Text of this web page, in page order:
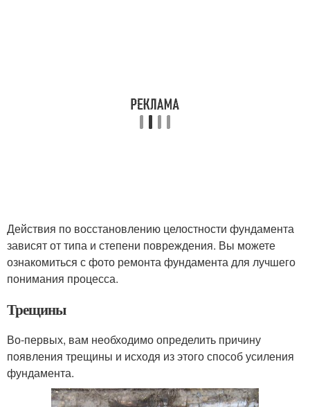
Действия по восстановлению целостности фундамента
зависят от типа и степени повреждения. Вы можете
ознакомиться с фото ремонта фундамента для лучшего
понимания процесса.
Трещины
Во-первых, вам необходимо определить причину
появления трещины и исходя из этого способ усиления
фундамента.